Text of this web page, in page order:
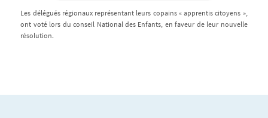
Les délégués régionaux représentant leurs copains « apprentis citoyens »,
ont voté lors du conseil National des Enfants, en faveur de leur nouvelle
résolution.